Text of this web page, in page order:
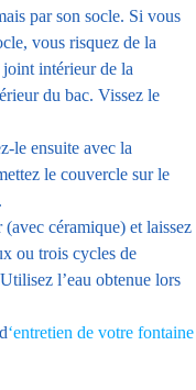
par son socle. Si vous
vous risquez de la
joint intérieur de la
du bac. Vissez le
le ensuite avec la
le couvercle sur le
(avec céramique) et laissez
ou trois cycles de
l’eau obtenue lors
‘entretien de votre fontaine